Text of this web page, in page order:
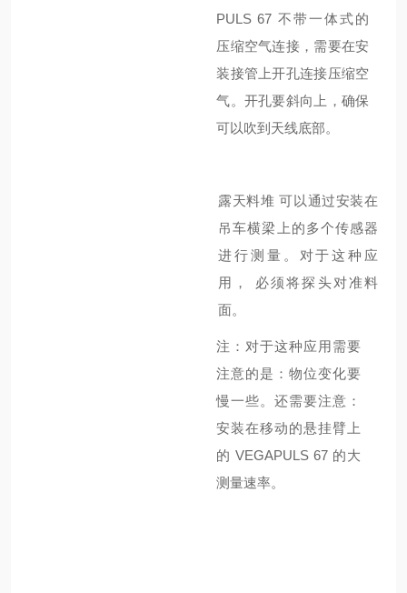
PULS 67 不带一体式的
压缩空气连接， 需要在安
装接管上开孔连接压缩空
气。开孔要斜向上，确保
可以吹到天线底部。
露天料堆 可以通过安装在
吊车横梁上的多个传感器
进行测量。对于这种应
用 ， 必须将探头对准料
面。
注：对于这种应用需要
注意的是：物位变化要
慢一些。还需要注意：
安装在移动的悬挂臂上
的VEGAPULS 67 的大
测量速率。